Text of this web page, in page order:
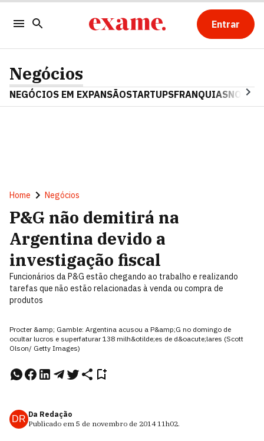
Entrar
Negócios
NEGÓCIOS EM EXPANSÃOSTARTUPSFRANQUIAS
Home Negócios
P&G não demitirá na
Argentina devido a
investigação fiscal
Funcionários da P&G estão chegando ao trabalho e realizando
tarefas que não estão relacionadas à venda ou compra de
produtos
Procter &amp; Gamble: Argentina acusou a P&amp;G no domingo de
ocultar lucros e superfaturar 138 milh&otilde;es de d&oacute;lares (Scott
Olson/ Getty Images)
DR Da Redação
Publicado em 5 de novembro de 2014 11h02.